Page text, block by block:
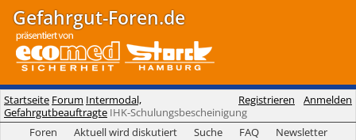
Gefahrgut-Foren.de
Registrieren Anmelden
Startseite Forum Intermodal,
Gefahrgutbeauftragte IHK-Schulungsbescheinigung
Foren
Aktuell wird diskutiert Suche FAQ Newsletter